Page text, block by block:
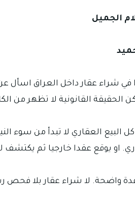
الجميل
في شراء عقار داخل العراق
الحقيقة القانونية لا تظهر
البيع العقاري لا تبدأ من سوء
او يوقع عقدا خارجيا ثم يكتشف
واضحة. لا شراء عقار بلا